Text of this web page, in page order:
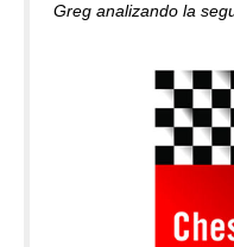
Greg analizando la